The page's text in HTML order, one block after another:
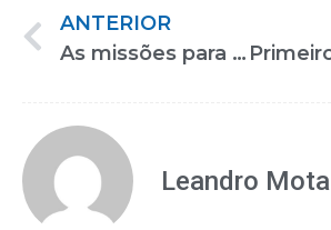
ANTERIOR
As missões para promover a acessibilidade no ambiente de trabalho
Leandro Mota